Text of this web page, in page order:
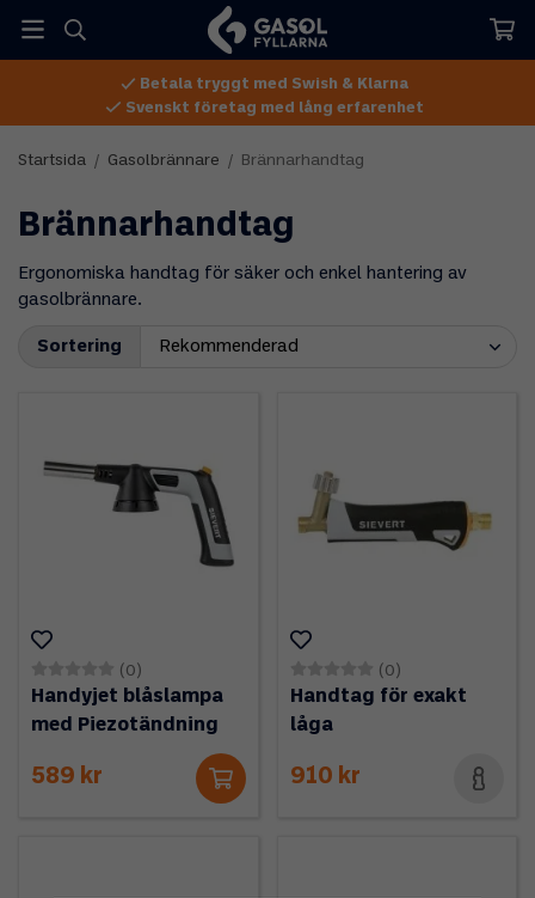
Betala tryggt med Swish & Klarna
Svenskt företag med lång erfarenhet
Startsida / Gasolbrännare / Brännarhandtag
Brännarhandtag
Ergonomiska handtag för säker och enkel hantering av
gasolbrännare.
Sortering
(0)
Handyjet blåslampa
med Piezotändning
589 kr
(0)
Handtag för exakt
låga
910 kr